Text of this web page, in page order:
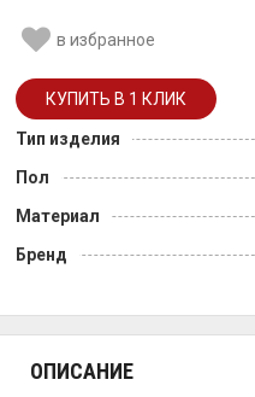
в избранное
Тип изделия
Пол
Материал
Бренд
ОПИСАНИЕ